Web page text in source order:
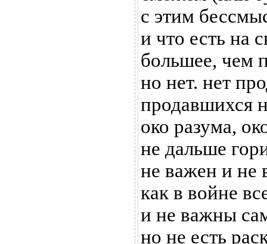
с этим
и что есть на
большее, чем
но нет. нет
продавшихся
око разума,
не дальше
не важен и не
как в войне
и не важны
но не есть